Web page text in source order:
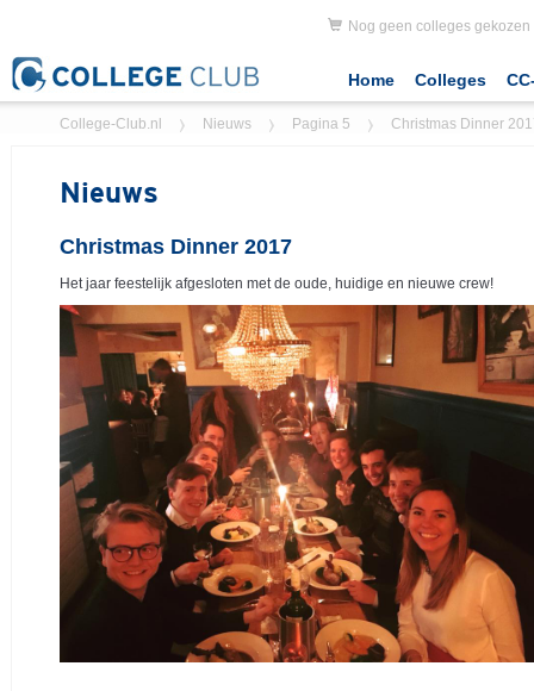
Nog geen colleges gekozen
Home Colleges
College-Club.nl Nieuws Pagina 5 Christmas Dinner
Nieuws
Christmas Dinner 2017
Het jaar feestelijk afgesloten met de oude, huidige en nieuwe crew!